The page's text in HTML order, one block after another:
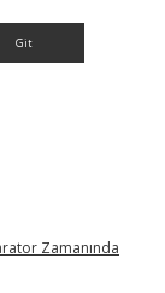
Zamanında